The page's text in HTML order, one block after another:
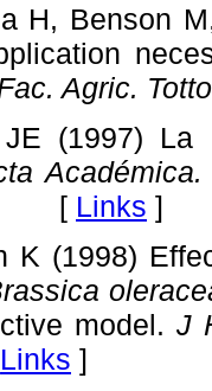
H, Benson
Agric.
(1997) La
[ Links ]
K (1998)
model. J
Links ]